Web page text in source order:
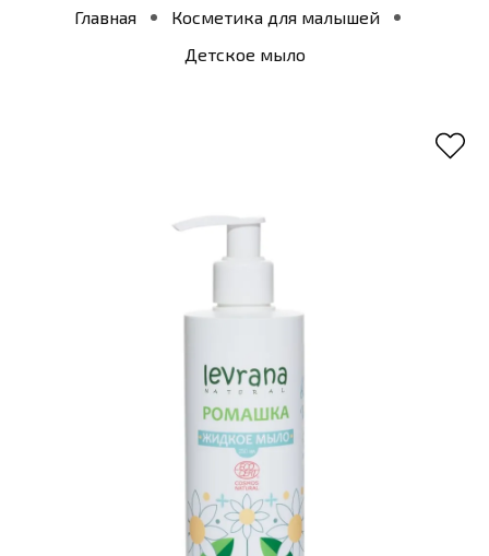
Главная
Косметика для малышей
Детское мыло